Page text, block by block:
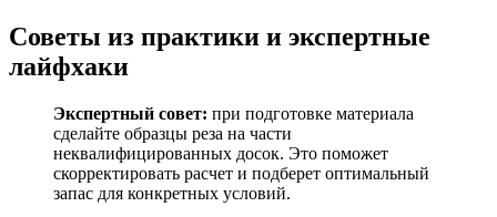
Советы из практики и экспертные
лайфхаки
Экспертный совет: при подготовке материала
сделайте образцы реза на части
неквалифицированных досок. Это поможет
скорректировать расчет и подберет оптимальный
запас для конкретных условий.